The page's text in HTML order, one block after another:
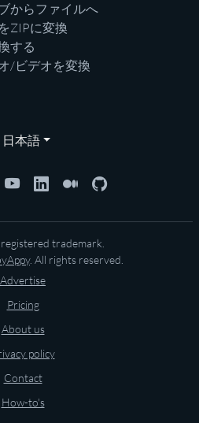
からファイルへ
ZIPに変換
する
/ビデオを変換
日本語
trademark.
. All rights reserved.
Advertise
Pricing
About us
policy
Contact
How-to's